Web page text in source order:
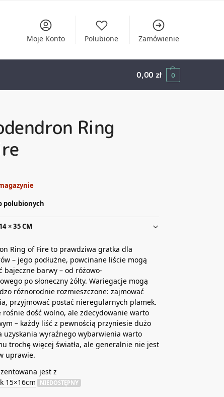
Moje Konto Polubione Zamówienie
0,00 zł 0
Ring
polubionych
× 35 CM
Ring of Fire to prawdziwa gratka dla
– jego podłużne, powcinane liście mogą
bajeczne barwy – od różowo-
po słoneczny żółty. Wariegacje mogą
różnorodnie rozmieszczone: zajmować
przyjmować postać nieregularnych plamek.
rośnie dość wolno, ale zdecydowanie warto
– każdy liść z pewnością przyniesie dużo
uzyskania wyraźnego wybarwienia warto
trochę więcej światła, ale generalnie nie jest
uprawie.
jest z
15×16cm
NIEDOSTĘPNY